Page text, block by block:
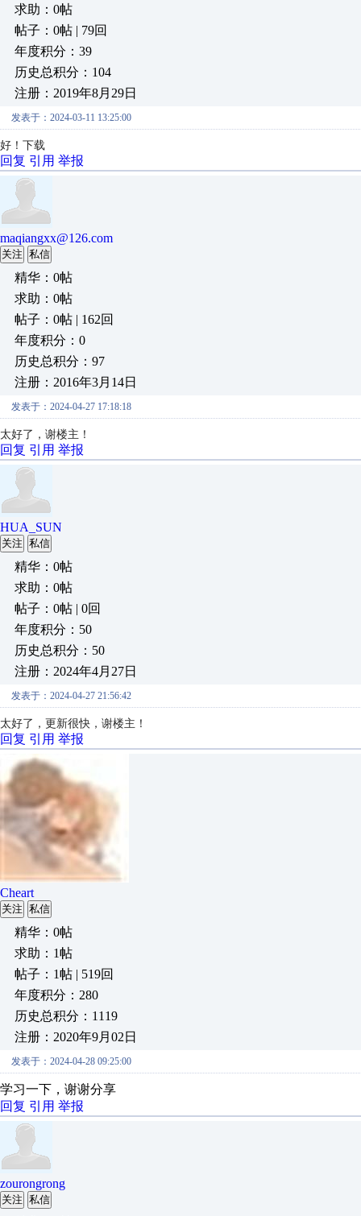
求助：0帖
帖子：0帖 | 79回
年度积分：39
历史总积分：104
注册：2019年8月29日
发表于：2024-03-11 13:25:00
好！下载
回复 引用 举报
maqiangxx@126.com
关注 私信
精华：0帖
求助：0帖
帖子：0帖 | 162回
年度积分：0
历史总积分：97
注册：2016年3月14日
发表于：2024-04-27 17:18:18
太好了，谢楼主！
回复 引用 举报
HUA_SUN
关注 私信
精华：0帖
求助：0帖
帖子：0帖 | 0回
年度积分：50
历史总积分：50
注册：2024年4月27日
发表于：2024-04-27 21:56:42
太好了，更新很快，谢楼主！
回复 引用 举报
Cheart
关注 私信
精华：0帖
求助：1帖
帖子：1帖 | 519回
年度积分：280
历史总积分：1119
注册：2020年9月02日
发表于：2024-04-28 09:25:00
学习一下，谢谢分享
回复 引用 举报
zourongrong
关注 私信